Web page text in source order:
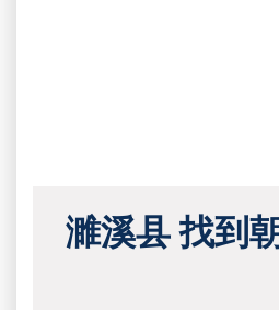
濉溪县 找到